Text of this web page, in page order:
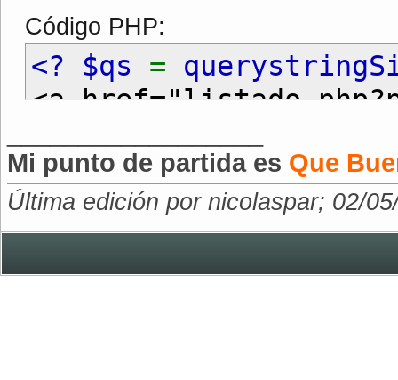
Código PHP:
<? $qs =
<a
Mi punto de partida es Que
Última edición por nicolaspar; 02/